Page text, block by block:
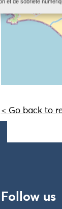
< Go back to
Follow us